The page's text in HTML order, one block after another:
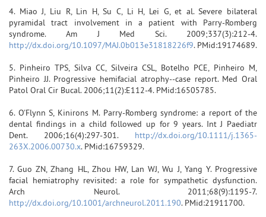
4. Miao J, Liu R, Lin H, Su C, Li H, Lei G, et al. Severe bilateral
pyramidal tract involvement in a patient with Parry-Romberg
syndrome. Am J Med Sci. 2009;337(3):212-4.
http://dx.doi.org/10.1097/MAJ.0b013e31818226f9. PMid:19174689.
5. Pinheiro TPS, Silva CC, Silveira CSL, Botelho PCE, Pinheiro M,
Pinheiro JJ. Progressive hemifacial atrophy--case report. Med Oral
Patol Oral Cir Bucal. 2006;11(2):E112-4. PMid:16505785.
6. O'Flynn S, Kinirons M. Parry-Romberg syndrome: a report of the
dental findings in a child followed up for 9 years. Int J Paediatr
Dent. 2006;16(4):297-301. http://dx.doi.org/10.1111/j.1365-
263X.2006.00730.x. PMid:16759329.
7. Guo ZN, Zhang HL, Zhou HW, Lan WJ, Wu J, Yang Y. Progressive
facial hemiatrophy revisited: a role for sympathetic dysfunction.
Arch Neurol. 2011;68(9):1195-7.
http://dx.doi.org/10.1001/archneurol.2011.190. PMid:21911700.